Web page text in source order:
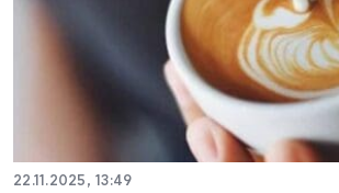
22.11.2025, 13:49